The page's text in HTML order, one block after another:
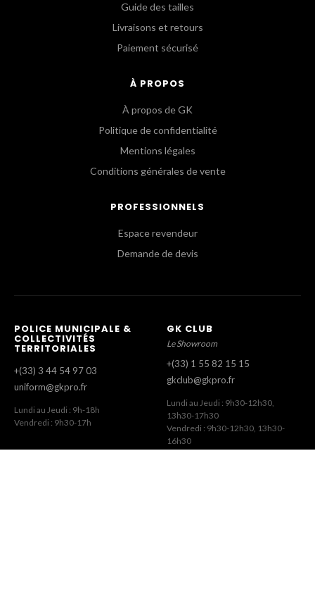
Guide des tailles
Livraisons et retours
Paiement sécurisé
À PROPOS
À propos de GK
Politique de confidentialité
Mentions légales
Conditions générales de vente
PROFESSIONNELS
Espace revendeur
Demande de devis
POLICE MUNICIPALE &
COLLECTIVITÉS
TERRITORIALES
+(33) 3 44 54 97 03
uniform@gkpro.fr
Lundi au Jeudi : 9h-18h
Vendredi : 9h30-17h
GK CLUB
Le Showroom
+(33) 1 55 82 15 15
gkclub@gkpro.fr
Lundi au Jeudi : 9h30-12h30,
13h30-17h30
Vendredi : 9h30-12h30, 13h30-
16h30